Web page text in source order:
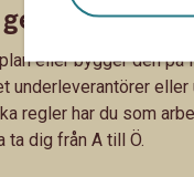
eller bygger den
underleverantörer
regler har du som
ta dig från A till Ö.